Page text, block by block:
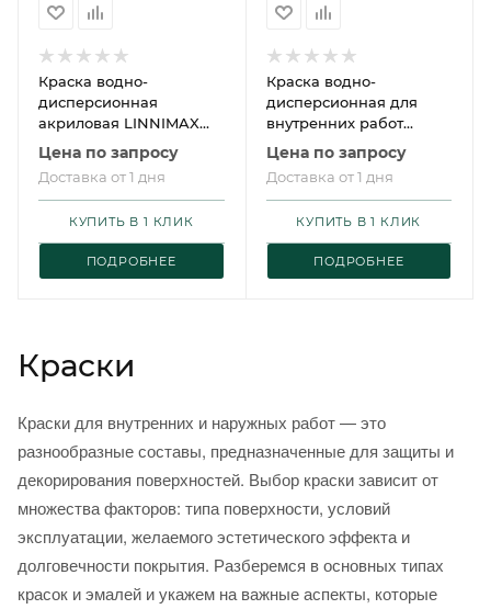
Краска водно-
дисперсионная
акриловая LINNIMAX
WunderClean /
ЛИННИМАКС
ВундерКлин
Цена по запросу
Доставка от 1 дня
ПОДРОБНЕЕ
КУПИТЬ В 1 КЛИК
Краска водно-
дисперсионная для
внутренних работ
LINNIMAX Toplatex 2 /
ЛИННИМАКС ТопЛатекс
2
Цена по запросу
Доставка от 1 дня
ПОДРОБНЕЕ
КУПИТЬ В 1 КЛИК
Краски
Краски для внутренних и наружных работ — это
разнообразные составы, предназначенные для защиты и
декорирования поверхностей. Выбор краски зависит от
множества факторов: типа поверхности, условий
эксплуатации, желаемого эстетического эффекта и
долговечности покрытия. Разберемся в основных типах
красок и эмалей и укажем на важные аспекты, которые